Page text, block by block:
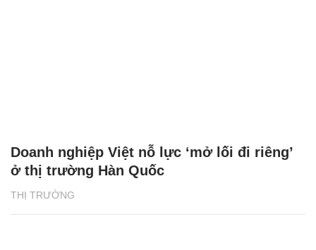
THỊ TRƯỜNG
Doanh nghiệp Việt nỗ lực ‘mở lối đi riêng’
ở thị trường Hàn Quốc